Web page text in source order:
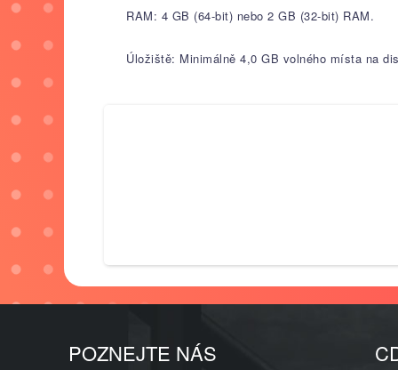
RAM: 4 GB (64-bit) nebo 2 GB (32-bit) RAM.
Úložiště: Minimálně 4,0 GB volného místa na
POZNEJTE NÁS